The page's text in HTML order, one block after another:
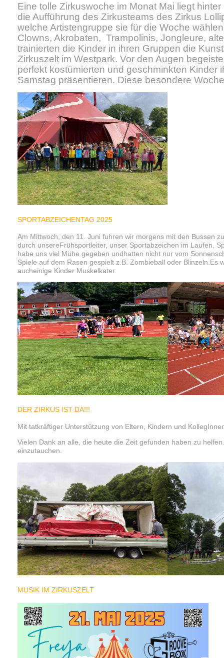
Eine tolle Zirkuswoche im Monat Mai liegt
die Aufführung des Zirkusteams des Zirkus
welche Artistengruppe sie für die Woche
Clowns, Akrobaten, Trampolinis, Jongleure,
trainierten die Kinder in ihren Gruppen die
Zirkuszelt im Westpark. Vor den Augen
perfekt kostümierten und geschminkten Kinder
Samstag präsentieren. Diese besondere
SPORTABZEICHENTAG 2025
Am Mittwoch, den 11. Juni fuhren wir morgens mit den Bussen
durch unsereFrühsportleiter, unser Sportabzeichen im Laufen,
habe uns viel Mühe gegeben undhatten nicht nur vom
Spiele auf dem Rasen gespielt z.B. Zombieball oder
aucheinige Kinder Muskelkater.
DER ZIRKUS IST DA!!!
Mit tatkräftiger Unterstützung von Eltern, Kindern und
Vielen Dank an alle, die heute die Zeit gefunden haben zu
einzutauchen.
MUSIK IM ZIRKUSZELT